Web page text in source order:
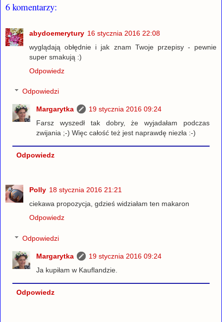
6 komentarzy:
abydoemerytury 16 stycznia 2016 22:08
wyglądają obłędnie i jak znam Twoje przepisy - pewnie
super smakują :)
Odpowiedz
Odpowiedzi
Margarytka
19 stycznia 2016 09:24
Farsz wyszedł tak dobry, że wyjadałam podczas
zwijania ;-) Więc całość też jest naprawdę niezła :-)
Odpowiedz
Polly 18 stycznia 2016 21:21
ciekawa propozycja, gdzieś widziałam ten makaron
Odpowiedz
Odpowiedzi
Margarytka
19 stycznia 2016 09:24
Ja kupiłam w Kauflandzie.
Odpowiedz